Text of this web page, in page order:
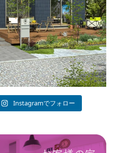
Instagramでフォロー